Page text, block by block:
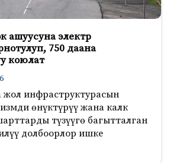
ашуусуна электр
750 даана
коюлат
жол инфраструктурасын
өнүктүрүү жана калк
түзүүгө багытталган
долбоорлор ишке